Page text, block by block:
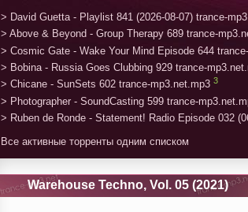
> David Guetta - Playlist 841 (2026-08-07) trance-
> Above & Beyond - Group Therapy 689 trance-
> Cosmic Gate - Wake Your Mind Episode 644
> Bobina - Russia Goes Clubbing 929 trance-
> Chicane - SunSets 602 trance-mp3.net.mp3 3
> Photographer - SoundCasting 599 trance-
> Ruben de Ronde - Statement! Radio Episode 032
Все активные торренты одним списком
Warehouse Techno, Vol. 05 (2021)